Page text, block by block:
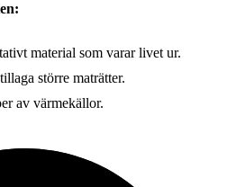
material som varar livet ur.
större maträtter.
av värmekällor.